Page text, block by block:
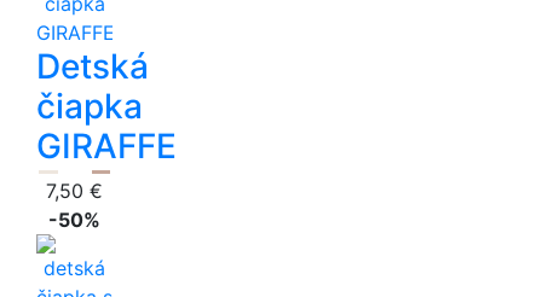
Detská
čiapka
GIRAFFE
7,50 €
-50%